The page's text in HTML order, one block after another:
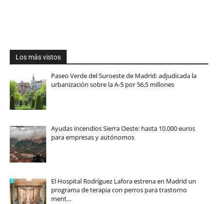
Los más vistos
Paseo Verde del Suroeste de Madrid: adjudicada la
urbanización sobre la A-5 por 56,5 millones
Ayudas incendios Sierra Oeste: hasta 10.000 euros
para empresas y autónomos
El Hospital Rodríguez Lafora estrena en Madrid un
programa de terapia con perros para trastorno
ment…